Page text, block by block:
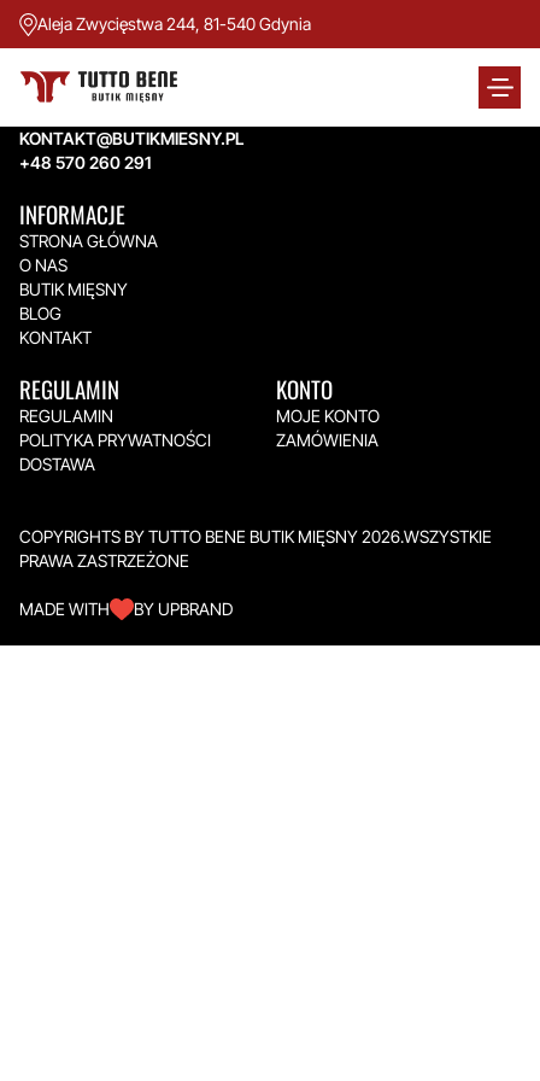
Aleja Zwycięstwa 244, 81-540 Gdynia
TUTTO BENE BUTIK MIĘSNY
Aleja Zwycięstwa 244,
KONTAKT@BUTIKMIESNY.PL
+48 570 260 291
INFORMACJE
STRONA GŁÓWNA
O NAS
BUTIK MIĘSNY
BLOG
KONTAKT
REGULAMIN
REGULAMIN
POLITYKA PRYWATNOŚCI
DOSTAWA
KONTO
MOJE KONTO
ZAMÓWIENIA
COPYRIGHTS BY TUTTO BENE BUTIK MIĘSNY 2026.WSZYSTKIE
PRAWA ZASTRZEŻONE
MADE WITH BY UPBRAND